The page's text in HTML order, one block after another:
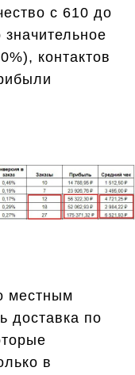
с 610 до
контактов
местным
доставка по
в